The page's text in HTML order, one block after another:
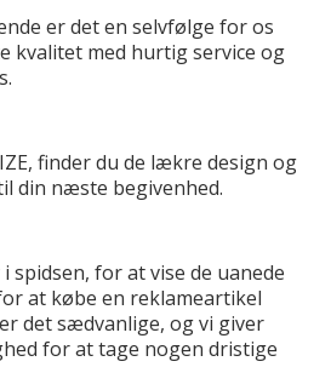
er det en selvfølge for os
kvalitet med hurtig service og
finder du de lækre design og
din næste begivenhed.
spidsen, for at vise de uanede
at købe en reklameartikel
det sædvanlige, og vi giver
for at tage nogen dristige